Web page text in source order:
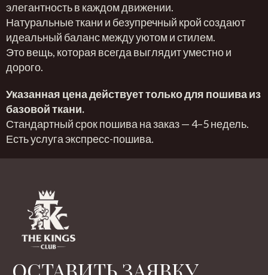
элегантность в каждом движении.
Натуральные ткани и безупречный крой создают
идеальный баланс между уютом и стилем.
Это вещь, которая всегда выглядит уместно и
дорого.
Указанная цена действует только для пошива из
базовой ткани.
Стандартный срок пошива на заказ — 4–5 недель.
Есть услуга экспресс-пошива.